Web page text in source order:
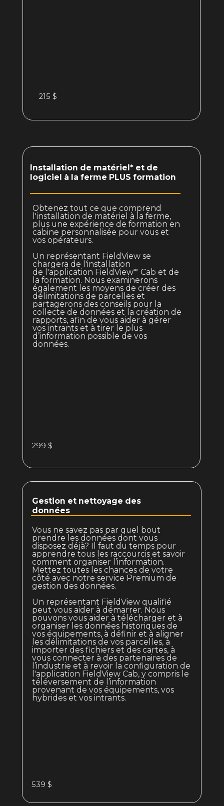
Installation de matériel* et de
logiciel à la ferme PLUS formation
Gestion et nettoyage des
données
Obtenez tout ce que comprend
l'installation de matériel à la ferme,
plus une expérience de formation en
cabine personnalisée pour vous et
vos opérateurs.
Un représentant FieldView se
chargera de l'installation
de l'application FieldView🅪 Cab et de
la formation. Nous examinerons
également les moyens de créer des
délimitations de parcelles et
partagerons des conseils pour la
collecte de données et la création de
rapports, afin de vous aider à gérer
vos intrants et à tirer le plus
d’information possible de vos
données.
Vous ne savez pas par quel bout
prendre les données dont vous
disposez déjà? Il faut du temps pour
apprendre tous les raccourcis et savoir
comment organiser l’information.
Mettez toutes les chances de votre
côté avec notre service Premium de
gestion des données.
Un représentant FieldView qualifié
peut vous aider à démarrer. Nous
pouvons vous aider à télécharger et à
organiser les données historiques de
vos équipements, à définir et à aligner
les délimitations de vos parcelles, à
importer des fichiers et des cartes, à
vous connecter à des partenaires de
l’industrie et à revoir la configuration de
l'application FieldView Cab, y compris le
téléversement de l’information
provenant de vos équipements, vos
hybrides et vos intrants.
215 $
299 $
539 $